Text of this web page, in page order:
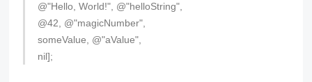
@"Hello, World!", @"helloString",
@42, @"magicNumber",
someValue, @"aValue",
nil];